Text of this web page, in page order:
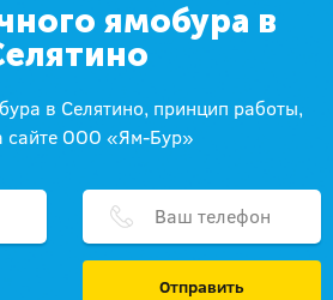
ямобура в
в Селятино, принцип работы,
сайте ООО «Ям-Бур»
Отправить